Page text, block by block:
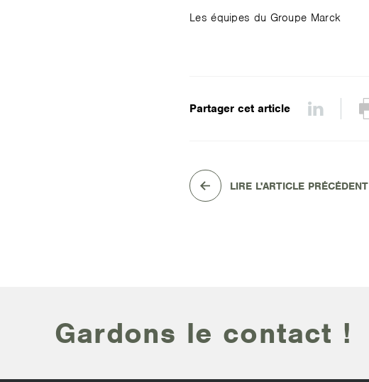
Les équipes du Groupe Marck
Partager cet article
LIRE L'ARTICLE PRÉCÉDENT
Gardons le contact !